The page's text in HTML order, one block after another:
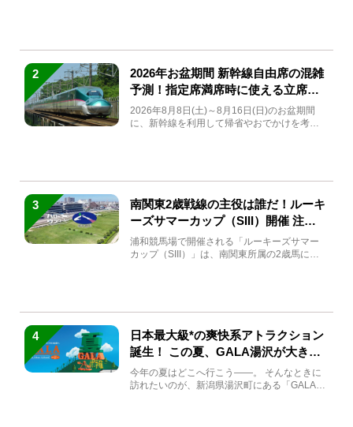
2
2026年お盆期間 新幹線自由席の混雑
予測！指定席満席時に使える立席特
急券も解説
2026年8月8日(土)～8月16日(日)のお盆期間
に、新幹線を利用して帰省やおでかけを考え
3
南関東2歳戦線の主役は誰だ！ルーキ
ーズサマーカップ（SIII）開催 注目
馬と見どころをチェック
浦和競馬場で開催される「ルーキーズサマー
カップ（SIII）」は、南関東所属の2歳馬によ
4
日本最大級*の爽快系アトラクション
誕生！ この夏、GALA湯沢が大きく
生まれ変わる
今年の夏はどこへ行こう――。 そんなときに
訪れたいのが、新潟県湯沢町にある「GALA湯